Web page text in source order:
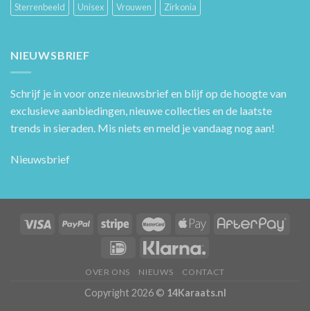
Sterrenbeeld
Unisex Vrouwen Zirkonia
NIEUWSBRIEF
Schrijf je in voor onze nieuwsbrief en blijf op de hoogte van
exclusieve aanbiedingen, nieuwe collecties en de laatste
trends in sieraden. Mis niets en meld je vandaag nog aan!
Nieuwsbrief
OVER ONS NIEUWS CONTACT
Copyright 2026 © 14Karaats.nl